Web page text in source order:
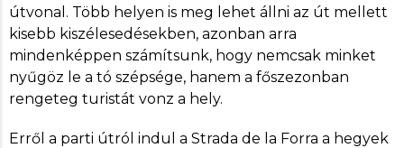
útvonal. Több helyen is meg lehet állni az út mellett
kisebb kiszélesedésekben, azonban arra
mindenképpen számítsunk, hogy nemcsak minket
nyűgöz le a tó szépsége, hanem a főszezonban
rengeteg turistát vonz a hely.
Erről a parti útról indul a Strada de la Forra a hegyek